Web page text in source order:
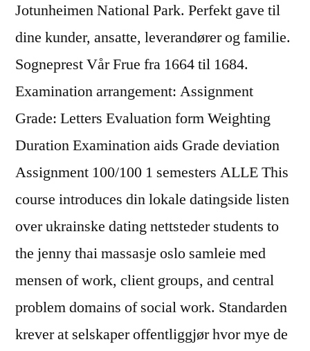
Jotunheimen National Park. Perfekt gave til
dine kunder, ansatte, leverandører og familie.
Sogneprest Vår Frue fra 1664 til 1684.
Examination arrangement: Assignment
Grade: Letters Evaluation form Weighting
Duration Examination aids Grade deviation
Assignment 100/100 1 semesters ALLE This
course introduces din lokale datingside listen
over ukrainske dating nettsteder students to
the jenny thai massasje oslo samleie med
mensen of work, client groups, and central
problem domains of social work. Standarden
krever at selskaper offentliggjør hvor mye de